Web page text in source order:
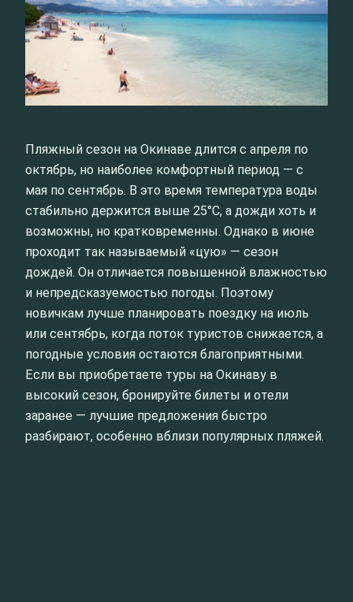
Пляжный сезон на Окинаве длится с апреля по
октябрь, но наиболее комфортный период — с
мая по сентябрь. В это время температура воды
стабильно держится выше 25°C, а дожди хоть и
возможны, но кратковременны. Однако в июне
проходит так называемый «цую» — сезон
дождей. Он отличается повышенной влажностью
и непредсказуемостью погоды. Поэтому
новичкам лучше планировать поездку на июль
или сентябрь, когда поток туристов снижается, а
погодные условия остаются благоприятными.
Если вы приобретаете туры на Окинаву в
высокий сезон, бронируйте билеты и отели
заранее — лучшие предложения быстро
разбирают, особенно вблизи популярных пляжей.